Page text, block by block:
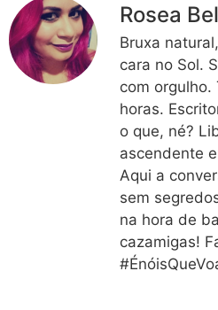
Rosea
Bruxa
cara no Sol.
com orgulho.
horas.
o que, né?
ascendente
Aqui a
sem
na hora de
cazamigas!